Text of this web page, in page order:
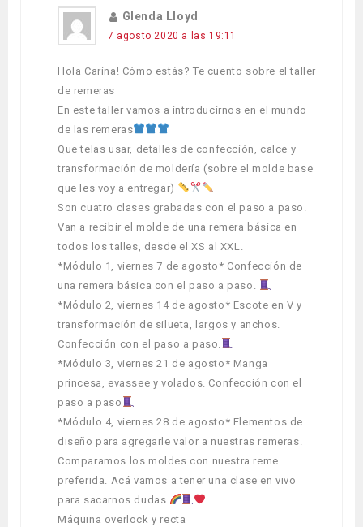
Glenda Lloyd
7 agosto 2020 a las 19:11
Hola Carina! Cómo estás? Te cuento sobre el taller
de remeras
En este taller vamos a introducirnos en el mundo
de las remeras
Que telas usar, detalles de confección, calce y
transformación de moldería (sobre el molde base
que les voy a entregar)
Son cuatro clases grabadas con el paso a paso.
Van a recibir el molde de una remera básica en
todos los talles, desde el XS al XXL.
*Módulo 1, viernes 7 de agosto* Confección de
una remera básica con el paso a paso.
*Módulo 2, viernes 14 de agosto* Escote en V y
transformación de silueta, largos y anchos.
Confección con el paso a paso.
*Módulo 3, viernes 21 de agosto* Manga
princesa, evassee y volados. Confección con el
paso a paso
*Módulo 4, viernes 28 de agosto* Elementos de
diseño para agregarle valor a nuestras remeras.
Comparamos los moldes con nuestra reme
preferida. Acá vamos a tener una clase en vivo
para sacarnos dudas.
Máquina overlock y recta